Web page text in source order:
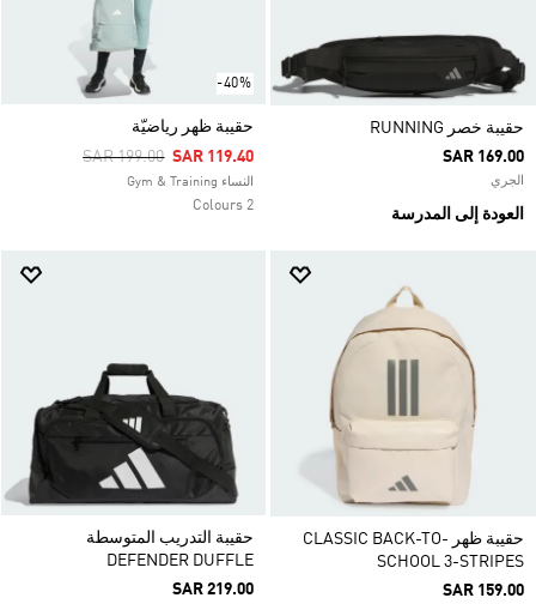
حقيبة خصر RUNNING
SAR 169.00
الجري
العودة إلى المدرسة
-40%
حقيبة ظهر رياضيّة
Price Reduced From
SAR 199.00ToSAR 119.40
النساء Gym & Training
2 Colours
حقيبة ظهر CLASSIC BACK-TO-
SCHOOL 3-STRIPES
SAR 159.00
حقيبة التدريب المتوسطة
DEFENDER DUFFLE
SAR 219.00